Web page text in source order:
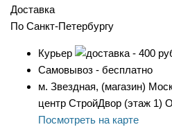
Доставка
По Санкт-Петербургу
Курьер
- 400
Самовывоз - бесплатно
м. Звездная, (магазин)
центр СтройДвор (этаж 1)
Посмотреть на карте